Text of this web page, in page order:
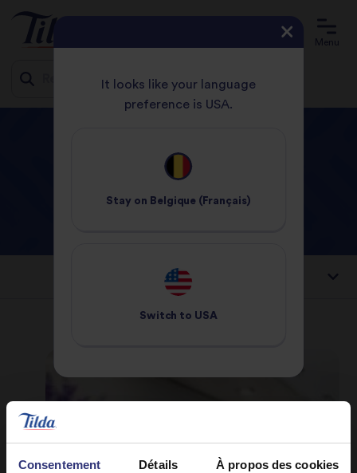
Consentement Détails À propos des cookies
Menu
Auteurs
Trier par:
It looks like your language
preference is USA.
Stay on Belgique (Français)
Switch to USA